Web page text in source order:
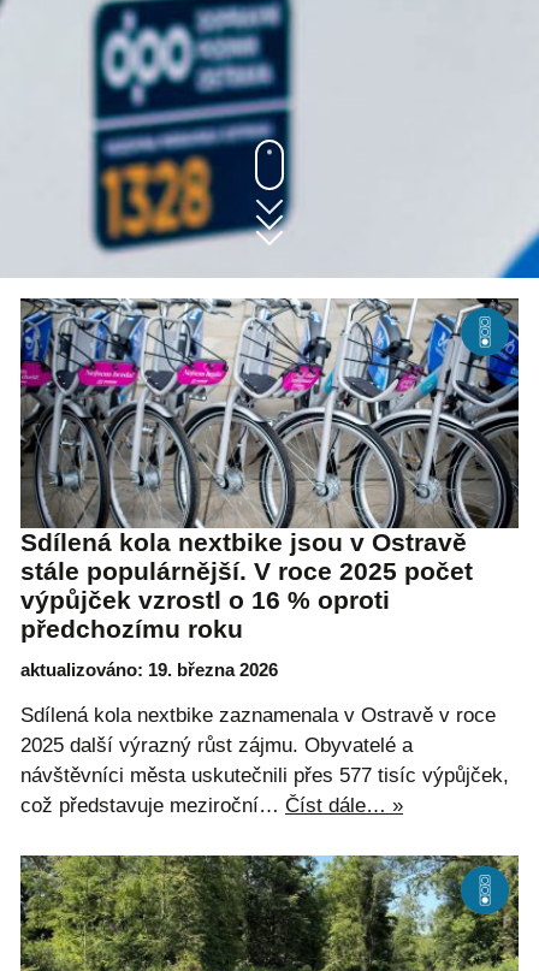
Sdílená kola nextbike jsou v Ostravě
stále populárnější. V roce 2025 počet
výpůjček vzrostl o 16 % oproti
předchozímu roku
aktualizováno: 19. března 2026
Sdílená kola nextbike zaznamenala v Ostravě v roce
2025 další výrazný růst zájmu. Obyvatelé a
návštěvníci města uskutečnili přes 577 tisíc výpůjček,
což představuje meziroční… Číst dále… »